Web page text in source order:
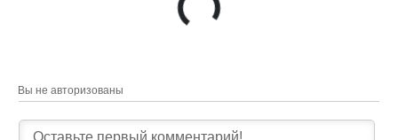
Вы не авторизованы